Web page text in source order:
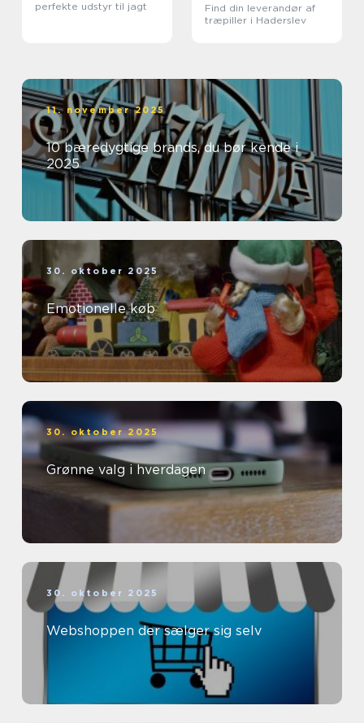
perfekte udstyr til jagt
Find din leverandør af
træpiller i Haderslev
11. november 2025
10 bæredygtige brands, du bør kende i
2025
30. oktober 2025
Emotionelle køb
30. oktober 2025
Grønne valg i hverdagen
30. oktober 2025
Webshoppen der sælger sig selv